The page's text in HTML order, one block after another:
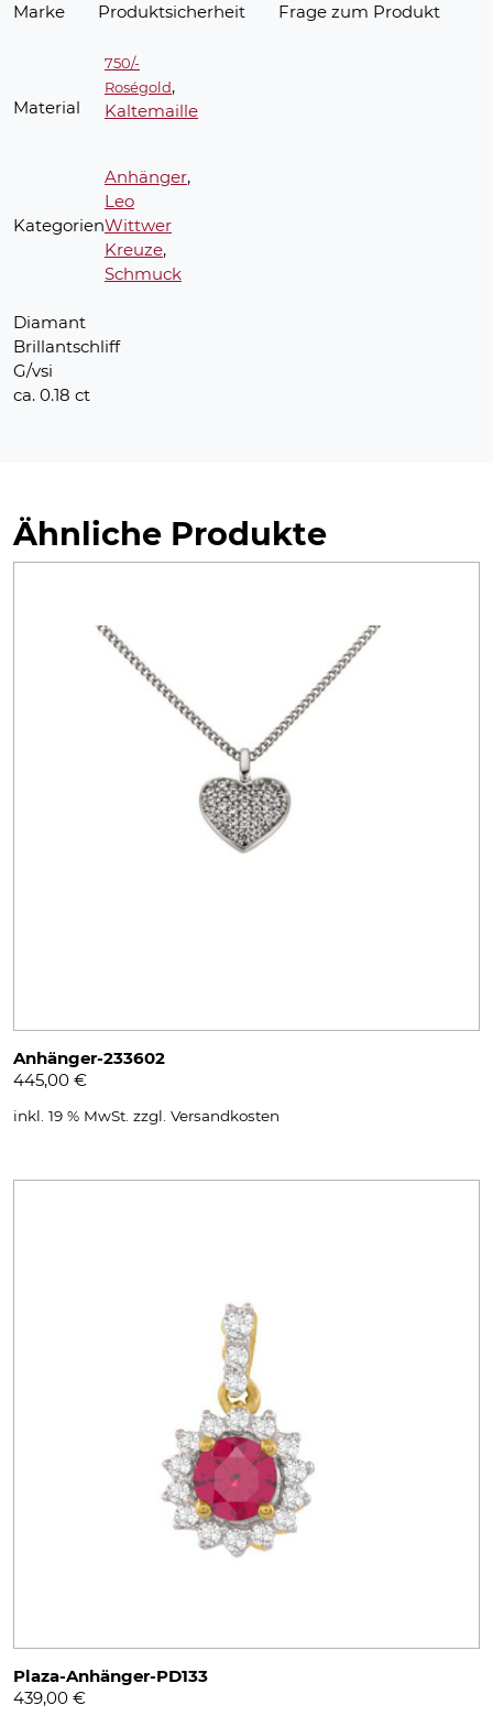
Marke
Produktsicherheit Frage zum Produkt
Material
750/-
Roségold,
Kaltemaille
Kategorien
Anhänger,
Leo
Wittwer
Kreuze,
Schmuck
Diamant
Brillantschliff
G/vsi
ca. 0.18 ct
Ähnliche Produkte
Anhänger-233602
445,00 €
inkl. 19 % MwSt. zzgl. Versandkosten
Plaza-Anhänger-PD133
439,00 €